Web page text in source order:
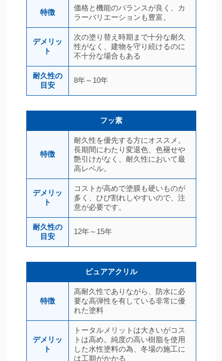
特徴
価格と機能のバランスが良く、カ
ラーバリエーションも豊富。
デメリッ
ト
次の塗り替え時期まで十分な耐久
性がなく、建物を守り続けるのに
不十分な場合もある
耐久性の
目安
8年～10年
フッ素
特徴
耐久性を優先する方にオススメ。
長期間にわたり変退色、色褪せや
艶引けがなく、耐久性において最
高レベル。
デメリッ
ト
コストが高めで塗膜も硬いものが
多く、ひび割れしやすいので、注
意が必要です。
耐久性の
目安
12年～15年
ピュアアクリル
特徴
高耐久性でありながら、防水に必
要な高弾性を有している非常に優
れた塗料
デメリッ
ト
トータルメリットは大きいがコス
トは高め。純度の高い樹脂を使用
した水性塗料の為、冬場の施工に
は工期がかかる